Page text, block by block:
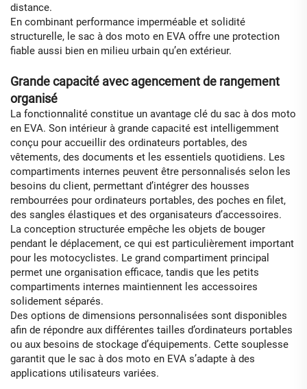
distance.
En combinant performance imperméable et solidité
structurelle, le sac à dos moto en EVA offre une protection
fiable aussi bien en milieu urbain qu’en extérieur.
Grande capacité avec agencement de rangement
organisé
La fonctionnalité constitue un avantage clé du sac à dos moto
en EVA. Son intérieur à grande capacité est intelligemment
conçu pour accueillir des ordinateurs portables, des
vêtements, des documents et les essentiels quotidiens. Les
compartiments internes peuvent être personnalisés selon les
besoins du client, permettant d’intégrer des housses
rembourrées pour ordinateurs portables, des poches en filet,
des sangles élastiques et des organisateurs d’accessoires.
La conception structurée empêche les objets de bouger
pendant le déplacement, ce qui est particulièrement important
pour les motocyclistes. Le grand compartiment principal
permet une organisation efficace, tandis que les petits
compartiments internes maintiennent les accessoires
solidement séparés.
Des options de dimensions personnalisées sont disponibles
afin de répondre aux différentes tailles d’ordinateurs portables
ou aux besoins de stockage d’équipements. Cette souplesse
garantit que le sac à dos moto en EVA s’adapte à des
applications utilisateurs variées.